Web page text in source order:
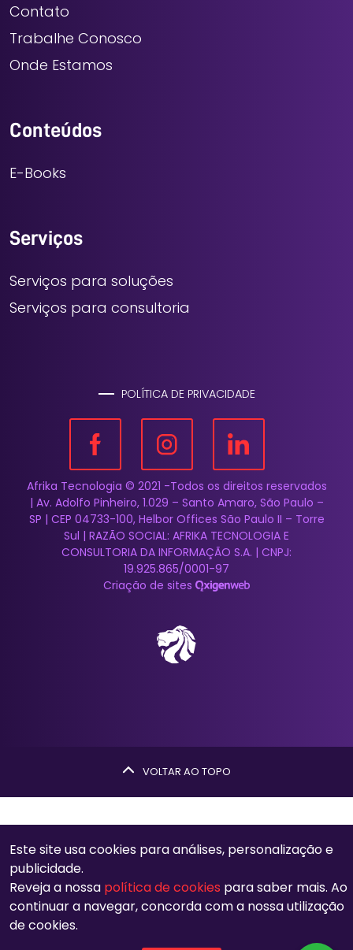
Contato
Trabalhe Conosco
Onde Estamos
Conteúdos
E-Books
Serviços
Serviços para soluções
Serviços para consultoria
POLÍTICA DE PRIVACIDADE
Afrika Tecnologia © 2021 -Todos os direitos reservados
| Av. Adolfo Pinheiro, 1.029 – Santo Amaro, São Paulo –
SP | CEP 04733-100, Helbor Offices São Paulo II – Torre
Sul | RAZÃO SOCIAL: AFRIKA TECNOLOGIA E
CONSULTORIA DA INFORMAÇÃO S.A. | CNPJ:
19.925.865/0001-97
Criação de sites
VOLTAR AO TOPO
Este site usa cookies para análises, personalização e
publicidade.
Reveja a nossa política de cookies para saber mais. Ao
continuar a navegar, concorda com a nossa utilização
de cookies.